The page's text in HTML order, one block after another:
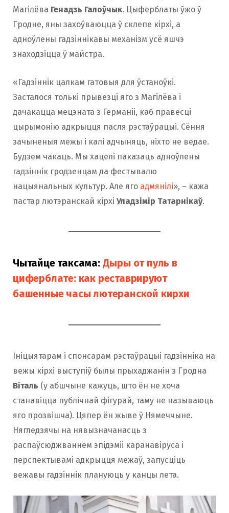
Магілёва Генадзь Галоўчык. Цыферблаты ўжо ў
Гродне, яны захоўваюцца ў склепе кірхі, а
адноўлены гадзіннікавы механізм усё яшчэ
знаходзіцца ў майстра.
«Гадзіннік цалкам гатовыя для ўстаноўкі.
Засталося толькі прывезці яго з Магілёва і
дачакацца мецэната з Германіі, каб правесці
цырымонію адкрыцця пасля рэстаўрацыі. Сёння
зачыненыя межы і калі адчыняць, ніхто не ведае.
Будзем чакаць. Мы хацелі паказаць адноўлены
гадзіннік гродзенцам да фестывалю
нацыянальных культур. Але яго адмянілі», – кажа
пастар лютэранскай кірхі Уладзімір Татарнікаў.
Чытайце таксама: Дыры от пуль в
циферблате: как реставрируют
башенные часы лютеранской кирхи
Ініцыятарам і спонсарам рэстаўрацыі гадзінніка на
вежы кірхі выступіў былы прыхаджанін з Гродна
Віталь (у абшчыне кажуць, што ён не хоча
станавіцца публічнай фігурай, таму не называюць
яго прозвішча). Цяпер ён жыве ў Нямеччыне.
Нягледзячы на ​​нявызначанасць з
распаўсюджваннем эпідэміі каранавіруса і
перспектывамі адкрыцця межаў, запусціць
вежавы гадзіннік плануюць у канцы лета.